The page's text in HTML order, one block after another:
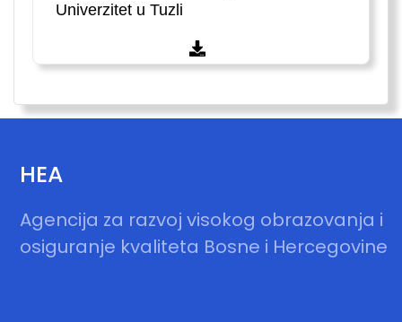
Univerzitet u Tuzli
HEA
Agencija za razvoj visokog obrazovanja i
osiguranje kvaliteta Bosne i Hercegovine